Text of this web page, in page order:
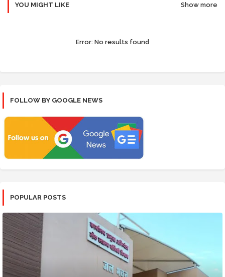
YOU MIGHT LIKE Show more
Error: No results found
FOLLOW BY GOOGLE NEWS
POPULAR POSTS